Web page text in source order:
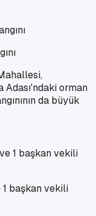
Adası'ndaki orman
da büyük
1 başkan vekili